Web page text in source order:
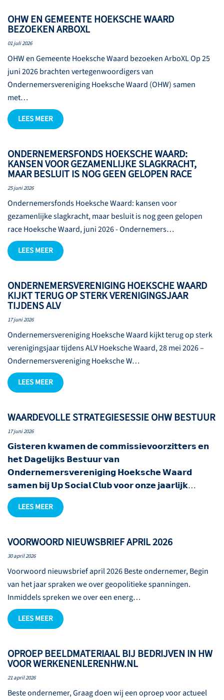
OHW EN GEMEENTE HOEKSCHE WAARD
BEZOEKEN ARBOXL
01 juli 2026
OHW en Gemeente Hoeksche Waard bezoeken ArboXL Op 25
juni 2026 brachten vertegenwoordigers van
Ondernemersvereniging Hoeksche Waard (OHW) samen
met…
LEES MEER
ONDERNEMERSFONDS HOEKSCHE WAARD:
KANSEN VOOR GEZAMENLIJKE SLAGKRACHT,
MAAR BESLUIT IS NOG GEEN GELOPEN RACE
25 juni 2026
Ondernemersfonds Hoeksche Waard: kansen voor
gezamenlijke slagkracht, maar besluit is nog geen gelopen
race Hoeksche Waard, juni 2026 - Ondernemers…
LEES MEER
ONDERNEMERSVERENIGING HOEKSCHE WAARD
KIJKT TERUG OP STERK VERENIGINGSJAAR
TIJDENS ALV
17 juni 2026
Ondernemersvereniging Hoeksche Waard kijkt terug op sterk
verenigingsjaar tijdens ALV Hoeksche Waard, 28 mei 2026 –
Ondernemersvereniging Hoeksche W…
LEES MEER
WAARDEVOLLE STRATEGIESESSIE OHW BESTUUR
17 juni 2026
𝗚𝗶𝘀𝘁𝗲𝗿𝗲𝗻 𝗸𝘄𝗮𝗺𝗲𝗻 𝗱𝗲 𝗰𝗼𝗺𝗺𝗶𝘀𝘀𝗶𝗲𝘃𝗼𝗼𝗿𝘇𝗶𝘁𝘁𝗲𝗿𝘀 𝗲𝗻
𝗵𝗲𝘁 𝗗𝗮𝗴𝗲𝗹𝗶𝗷𝗸𝘀 𝗕𝗲𝘀𝘁𝘂𝘂𝗿 𝘃𝗮𝗻
𝗢𝗻𝗱𝗲𝗿𝗻𝗲𝗺𝗲𝗿𝘀𝘃𝗲𝗿𝗲𝗻𝗶𝗴𝗶𝗻𝗴 𝗛𝗼𝗲𝗸𝘀𝗰𝗵𝗲 𝗪𝗮𝗮𝗿𝗱
𝘀𝗮𝗺𝗲𝗻 𝗯𝗶𝗷 𝗨𝗽 𝗦𝗼𝗰𝗶𝗮𝗹 𝗖𝗹𝘂𝗯 𝘃𝗼𝗼𝗿 𝗼𝗻𝘇𝗲 𝗷𝗮𝗮𝗿𝗹𝗶𝗷𝗸…
LEES MEER
VOORWOORD NIEUWSBRIEF APRIL 2026
30 april 2026
Voorwoord nieuwsbrief april 2026 Beste ondernemer, Begin
van het jaar spraken we over geopolitieke spanningen.
Inmiddels spreken we over een energ…
LEES MEER
OPROEP BEELDMATERIAAL BIJ BEDRIJVEN IN HW
VOOR WERKENENLERENHW.NL
21 april 2026
Beste ondernemer, Graag doen wij een oproep voor actueel